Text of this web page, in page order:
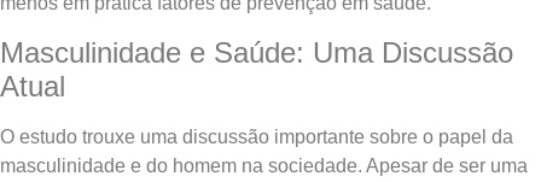
Masculinidade e Saúde: Uma Discussão
Atual
O estudo trouxe uma discussão importante sobre o papel da
masculinidade e do homem na sociedade. Apesar de ser uma